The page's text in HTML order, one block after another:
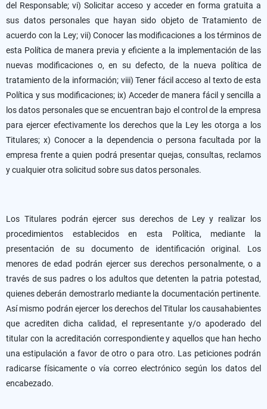
del Responsable; vi) Solicitar acceso y acceder en forma gratuita a
sus datos personales que hayan sido objeto de Tratamiento de
acuerdo con la Ley; vii) Conocer las modificaciones a los términos de
esta Política de manera previa y eficiente a la implementación de las
nuevas modificaciones o, en su defecto, de la nueva política de
tratamiento de la información; viii) Tener fácil acceso al texto de esta
Política y sus modificaciones; ix) Acceder de manera fácil y sencilla a
los datos personales que se encuentran bajo el control de la empresa
para ejercer efectivamente los derechos que la Ley les otorga a los
Titulares; x) Conocer a la dependencia o persona facultada por la
empresa frente a quien podrá presentar quejas, consultas, reclamos
y cualquier otra solicitud sobre sus datos personales.
Los Titulares podrán ejercer sus derechos de Ley y realizar los
procedimientos establecidos en esta Política, mediante la
presentación de su documento de identificación original. Los
menores de edad podrán ejercer sus derechos personalmente, o a
través de sus padres o los adultos que detenten la patria potestad,
quienes deberán demostrarlo mediante la documentación pertinente.
Así mismo podrán ejercer los derechos del Titular los causahabientes
que acrediten dicha calidad, el representante y/o apoderado del
titular con la acreditación correspondiente y aquellos que han hecho
una estipulación a favor de otro o para otro. Las peticiones podrán
radicarse físicamente o vía correo electrónico según los datos del
encabezado.